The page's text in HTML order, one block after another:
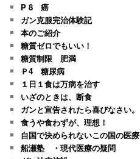
P 8 癌
ガン克服完治体験記
本のご紹介
糖質ゼロでもいい！
糖質制限 肥満
Ｐ4 糖尿病
１日１食は万病を治す
いざのときは、断食
ガンと宣告されたら喜びなさい。
食うや食わずが、理想！
自国で決められないこの国の医療
船瀬塾 ・現代医療の疑問